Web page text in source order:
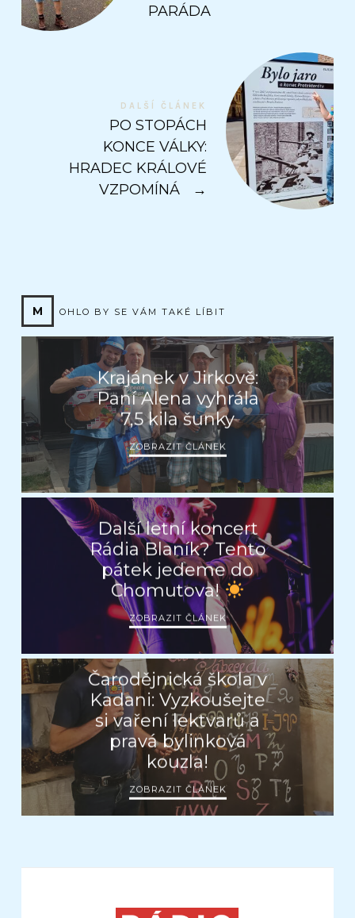
PARÁDA
DALŠÍ ČLÁNEK
PO STOPÁCH
KONCE VÁLKY:
HRADEC KRÁLOVÉ
VZPOMÍNÁ
→
M OHLO BY SE VÁM TAKÉ LÍBIT
Krajánek v Jirkově:
Paní Alena vyhrála
7,5 kila šunky
ZOBRAZIT ČLÁNEK
Další letní koncert
Rádia Blaník? Tento
pátek jedeme do
Chomutova!
ZOBRAZIT ČLÁNEK
Čarodějnická škola v
Kadani: Vyzkoušejte
si vaření lektvarů a
pravá bylinková
kouzla!
ZOBRAZIT ČLÁNEK